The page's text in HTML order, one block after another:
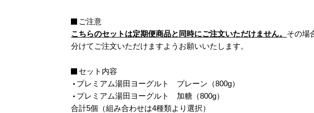
ご注意
こちらのセットは定期便商品と同時にご注文いただけません。 その場
分けてご注文いただけますようお願いいたします。
セット内容
プレミアム湯田ヨーグルト プレーン（800g）
プレミアム湯田ヨーグルト 加糖（800g）
合計5個（組み合わせは4種類より選択）